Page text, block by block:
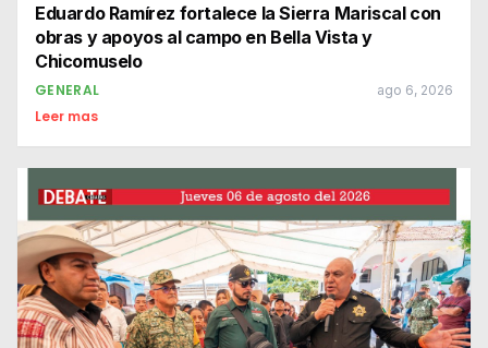
Eduardo Ramírez fortalece la Sierra Mariscal con
obras y apoyos al campo en Bella Vista y
Chicomuselo
GENERAL ago 6, 2026
Leer mas